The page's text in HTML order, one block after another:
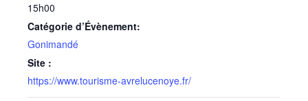
15h00
Catégorie d’Évènement:
Gonimandé
Site :
https://www.tourisme-avrelucenoye.fr/